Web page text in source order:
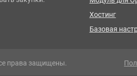
Хостинг
Базовая
права защищены.